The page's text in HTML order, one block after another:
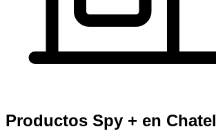
Productos Spy + en Chatel